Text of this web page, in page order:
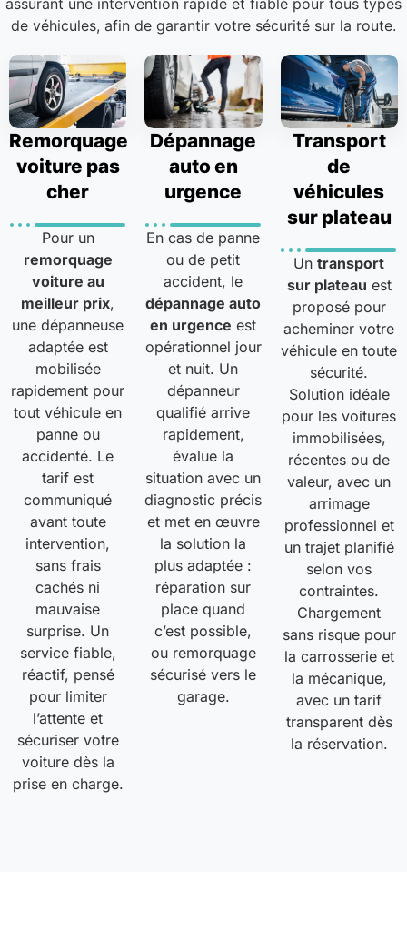
assurant une intervention rapide et fiable pour tous types
de véhicules, afin de garantir votre sécurité sur la route.
Remorquage
voiture pas
cher
Pour un
remorquage
voiture au
meilleur prix,
une dépanneuse
adaptée est
mobilisée
rapidement pour
tout véhicule en
panne ou
accidenté. Le
tarif est
communiqué
avant toute
intervention,
sans frais
cachés ni
mauvaise
surprise. Un
service fiable,
réactif, pensé
pour limiter
l’attente et
sécuriser votre
voiture dès la
prise en charge.
Dépannage
auto en
urgence
En cas de panne
ou de petit
accident, le
dépannage auto
en urgence est
opérationnel jour
et nuit. Un
dépanneur
qualifié arrive
rapidement,
évalue la
situation avec un
diagnostic précis
et met en œuvre
la solution la
plus adaptée :
réparation sur
place quand
c’est possible,
ou remorquage
sécurisé vers le
garage.
Transport
de
véhicules
sur plateau
Untransport
sur plateau est
proposé pour
acheminer votre
véhicule en toute
sécurité.
Solution idéale
pour les voitures
immobilisées,
récentes ou de
valeur, avec un
arrimage
professionnel et
un trajet planifié
selon vos
contraintes.
Chargement
sans risque pour
la carrosserie et
la mécanique,
avec un tarif
transparent dès
la réservation.